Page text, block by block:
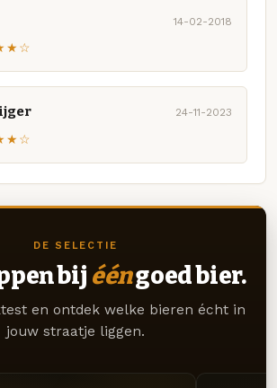
14-02-2018
24-11-2023
DE SELECTIE
bij ééngoed bier.
en ontdek welke bieren écht in
jouw straatje liggen.